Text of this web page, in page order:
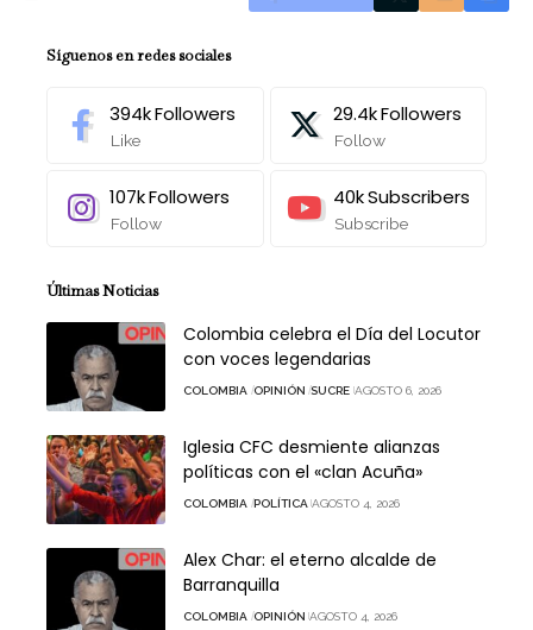
Síguenos en redes sociales
394kFollowers
Like
29.4kFollowers
Follow
107kFollowers
Follow
40kSubscribers
Subscribe
Últimas Noticias
Colombia celebra el Día del Locutor
con voces legendarias
COLOMBIA OPINIÓN SUCRE AGOSTO 6, 2026
Iglesia CFC desmiente alianzas
políticas con el «clan Acuña»
COLOMBIA POLÍTICA AGOSTO 4, 2026
Alex Char: el eterno alcalde de
Barranquilla
COLOMBIA OPINIÓN AGOSTO 4, 2026